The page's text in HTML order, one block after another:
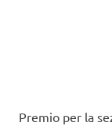
Premio per la